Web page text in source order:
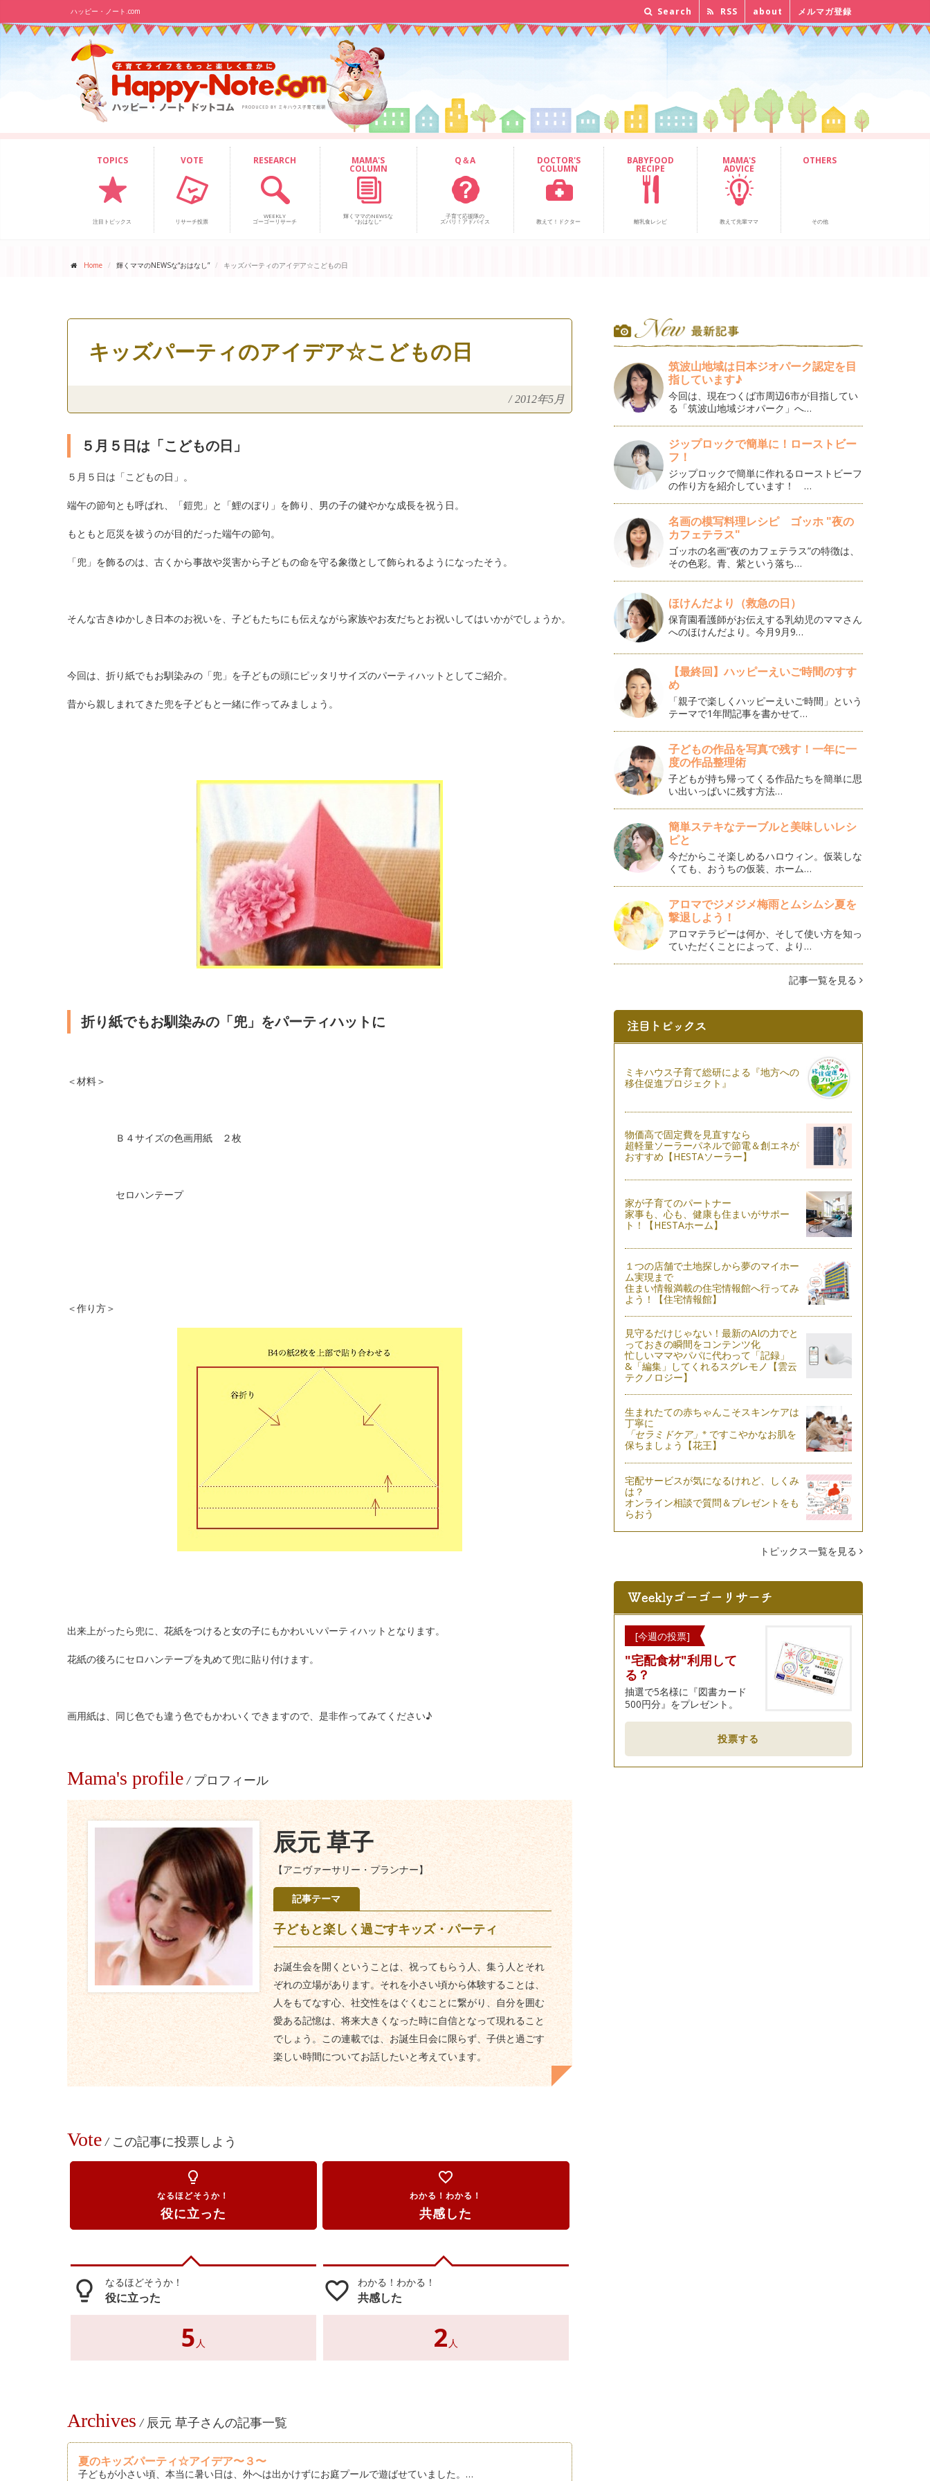
ハッピー・ノート.com Search RSS about メルマガ登録
TOPICS
注目トピックス
VOTE
リサーチ投票
RESEARCH
WEEKLY
ゴーゴーリサーチ
MAMA'S
COLUMN
輝くママのNEWSな
“おはなし”
Q＆A
子育て応援隊の
ズバリ！アドバイス
DOCTOR'S
COLUMN
教えて！ドクター
BABYFOOD
RECIPE
離乳食レシピ
MAMA'S
ADVICE
教えて先輩ママ
OTHERS
その他
Home 輝くママのNEWSな“おはなし” キッズパーティのアイデア☆こどもの日
キッズパーティのアイデア☆こどもの日
/ 2012年5月
５月５日は「こどもの日」
５月５日は「こどもの日」。
端午の節句とも呼ばれ、「鎧兜」と「鯉のぼり」を飾り、男の子の健やかな成長を祝う日。
もともと厄災を祓うのが目的だった端午の節句。
「兜」を飾るのは、古くから事故や災害から子どもの命を守る象徴として飾られるようになったそう。
そんな古きゆかしき日本のお祝いを、子どもたちにも伝えながら家族やお友だちとお祝いしてはいかがでしょうか。
今回は、折り紙でもお馴染みの「兜」を子どもの頭にピッタリサイズのパーティハットとしてご紹介。
昔から親しまれてきた兜を子どもと一緒に作ってみましょう。
折り紙でもお馴染みの「兜」をパーティハットに
＜材料＞
Ｂ４サイズの色画用紙 ２枚
セロハンテープ
＜作り方＞
出来上がったら兜に、花紙をつけると女の子にもかわいいパーティハットとなります。
花紙の後ろにセロハンテープを丸めて兜に貼り付けます。
画用紙は、同じ色でも違う色でもかわいくできますので、是非作ってみてください♪
Mama's profile / プロフィール
辰元 草子
【アニヴァーサリー・プランナー】
記事テーマ
子どもと楽しく過ごすキッズ・パーティ
お誕生会を開くということは、祝ってもらう人、集う人とそれ
ぞれの立場があります。それを小さい頃から体験することは、
人をもてなす心、社交性をはぐくむことに繋がり、自分を囲む
愛ある記憶は、将来大きくなった時に自信となって現れること
でしょう。この連載では、お誕生日会に限らず、子供と過ごす
楽しい時間についてお話したいと考えています。
Vote / この記事に投票しよう
lightbulb_outline
なるほどそうか！
役に立った
favorite_border
わかる！わかる！
共感した
lightbulb_outline なるほどそうか！
役に立った
5 人
favorite_border わかる！わかる！
共感した
2 人
Archives / 辰元 草子さんの記事一覧
夏のキッズパーティ☆アイデア〜３〜
子どもが小さい頃、本当に暑い日は、外へは出かけずにお庭プールで遊ばせていました。…
筑波山地域は日本ジオパーク認定を目
指しています♪
今回は、現在つくば市周辺6市が目指してい
る「筑波山地域ジオパーク」へ…
ジップロックで簡単に！ローストビー
フ！
ジップロックで簡単に作れるローストビーフ
の作り方を紹介しています！ …
名画の模写料理レシピ ゴッホ "夜の
カフェテラス"
ゴッホの名画“夜のカフェテラス”の特徴は、
その色彩。青、紫という落ち…
ほけんだより（救急の日）
保育園看護師がお伝えする乳幼児のママさん
へのほけんだより。今月9月9…
【最終回】ハッピーえいご時間のすす
め
「親子で楽しくハッピーえいご時間」という
テーマで1年間記事を書かせて…
子どもの作品を写真で残す！一年に一
度の作品整理術
子どもが持ち帰ってくる作品たちを簡単に思
い出いっぱいに残す方法…
簡単ステキなテーブルと美味しいレシ
ピと
今だからこそ楽しめるハロウィン。仮装しな
くても、おうちの仮装、ホーム…
アロマでジメジメ梅雨とムシムシ夏を
撃退しよう！
アロマテラピーは何か、そして使い方を知っ
ていただくことによって、より…
記事一覧を見る
ミキハウス子育て総研による『地方への
移住促進プロジェクト』
物価高で固定費を見直すなら
超軽量ソーラーパネルで節電＆創エネが
おすすめ【HESTAソーラー】
家が子育てのパートナー
家事も、心も、健康も住まいがサポー
ト！【HESTAホーム】
１つの店舗で土地探しから夢のマイホー
ム実現まで
住まい情報満載の住宅情報館へ行ってみ
よう！【住宅情報館】
見守るだけじゃない！最新のAIの力でと
っておきの瞬間をコンテンツ化
忙しいママやパパに代わって「記録」
&「編集」してくれるスグレモノ【雲云
テクノロジー】
生まれたての赤ちゃんこそスキンケアは
丁寧に
「セラミドケア」 ※ですこやかなお肌を
保ちましょう【花王】
宅配サービスが気になるけれど、しくみ
は？
オンライン相談で質問＆プレゼントをも
らおう
トピックス一覧を見る
[今週の投票]
"宅配食材"利用して
る？
抽選で5名様に『図書カード
500円分』をプレゼント。
投票する